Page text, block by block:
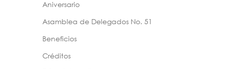
Aniversario
Asamblea de Delegados No. 51
Beneficios
Créditos